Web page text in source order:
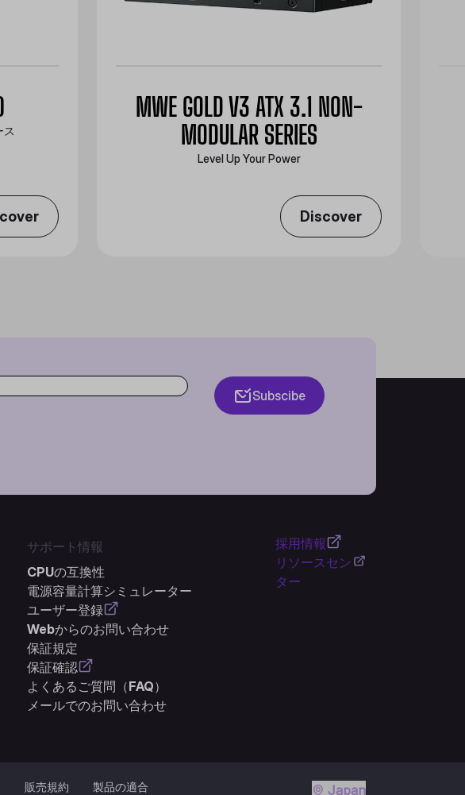
ス
MWE GOLD V3 ATX 3.1 NON-
MODULAR SERIES
Level Up Your Power
Discover
Subscibe
サポート情報
CPUの互換性
電源容量計算シミュレーター
ユーザー登録
Webからのお問い合わせ
保証規定
保証確認
よくあるご質問（FAQ）
メールでのお問い合わせ
採用情報
リソースセン
ター
販売規約 製品の適合 Japan